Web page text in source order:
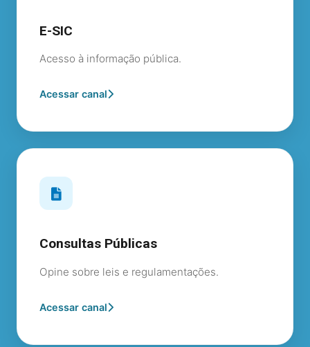
E-SIC
Acesso à informação pública.
Acessar canal
Consultas Públicas
Opine sobre leis e regulamentações.
Acessar canal